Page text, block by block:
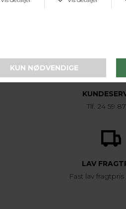
Tlf. 24 59
LAV
Fast lav fragtpris